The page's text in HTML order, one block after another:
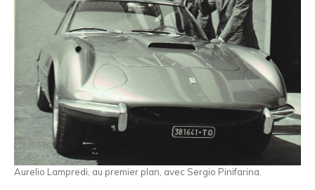
Aurelio Lampredi, au premier plan, avec Sergio Pinifarina.